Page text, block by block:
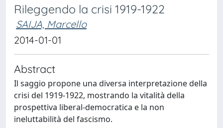
Rileggendo la crisi 1919-1922
SAIJA, Marcello
2014-01-01
Abstract
Il saggio propone una diversa interpretazione della
crisi del 1919-1922, mostrando la vitalità della
prospettiva liberal-democratica e la non
ineluttabilità del fascismo.